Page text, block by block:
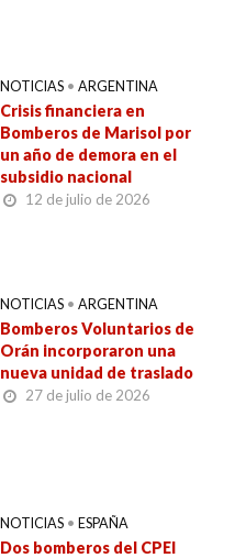
NOTICIAS • ARGENTINA
Crisis financiera en
Bomberos de Marisol por
un año de demora en el
subsidio nacional
12 de julio de 2026
NOTICIAS • ARGENTINA
Bomberos Voluntarios de
Orán incorporaron una
nueva unidad de traslado
27 de julio de 2026
NOTICIAS • ESPAÑA
Dos bomberos del CPEI